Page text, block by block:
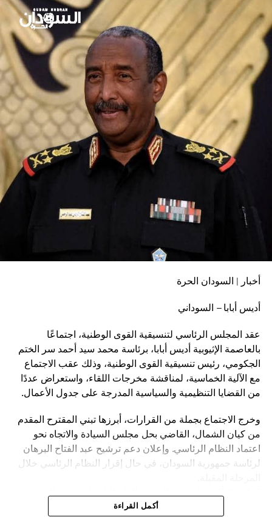
أخبار | السودان الحرة
أديس أبابا – السوداني
عقد المجلس الرئاسي لتنسيقية القوى الوطنية، اجتماعًا
بالعاصمة الإثيوبية أديس أبابا، برئاسة محمد سيد أحمد سر الختم
الجكومي، رئيس تنسيقية القوى الوطنية، وذلك عقب الاجتماع
مع الآلية الخماسية، لمناقشة مخرجات اللقاء، واستعراض عددًا
من القضايا التنظيمية والسياسية المدرجة على جدول الأعمال.
وخرج الاجتماع بجملة من القرارات، أبرزها تبني المقترح المقدم
من كيان الشمال، القاضي بحل مجلس السيادة والاتجاه نحو
اعتماد النظام الرئاسي. وإعلان دعم ترشيح عبد الفتاح البرهان
لرئاسة جمهورية السودان، في حال إقرار النظام الرئاسي خلال
الوطنية بمدينة الخرطوم خلال الفترة المقبلة.
أكمل القراءة